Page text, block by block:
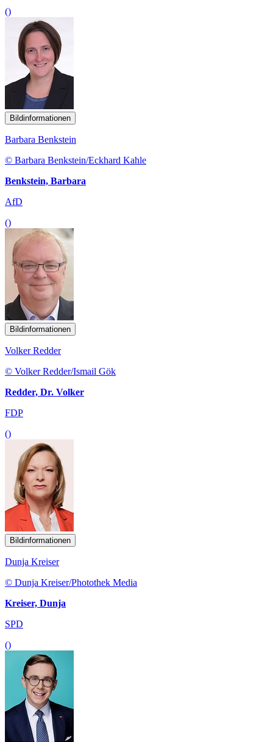
()
Bildinformationen
Barbara Benkstein
© Barbara Benkstein/Eckhard Kahle
Benkstein, Barbara
AfD
()
Bildinformationen
Volker Redder
© Volker Redder/Ismail Gök
Redder, Dr. Volker
FDP
()
Bildinformationen
Dunja Kreiser
© Dunja Kreiser/Photothek Media
Kreiser, Dunja
SPD
()